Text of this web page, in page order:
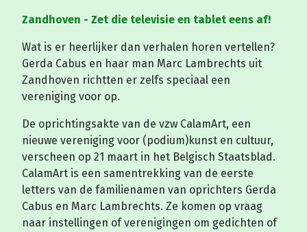
Zandhoven - Zet die televisie en tablet eens af!
Wat is er heerlijker dan verhalen horen vertellen?
Gerda Cabus en haar man Marc Lambrechts uit
Zandhoven richtten er zelfs speciaal een
vereniging voor op.
De oprichtingsakte van de vzw CalamArt, een
nieuwe vereniging voor (podium)kunst en cultuur,
verscheen op 21 maart in het Belgisch Staatsblad.
CalamArt is een samentrekking van de eerste
letters van de familienamen van oprichters Gerda
Cabus en Marc Lambrechts. Ze komen op vraag
naar instellingen of verenigingen om gedichten of